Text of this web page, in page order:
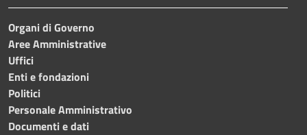
Organi di Governo
Aree Amministrative
Uffici
Enti e fondazioni
Politici
Personale Amministrativo
Documenti e dati